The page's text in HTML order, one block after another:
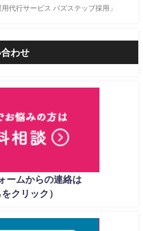
代行サービス バズステップ採用」
わせ
ームからの連絡は
をクリック）